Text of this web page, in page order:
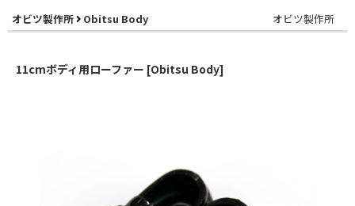
オビツ製作所 Obitsu Body オビツ製作所
11cmボディ用ローファー [Obitsu Body]